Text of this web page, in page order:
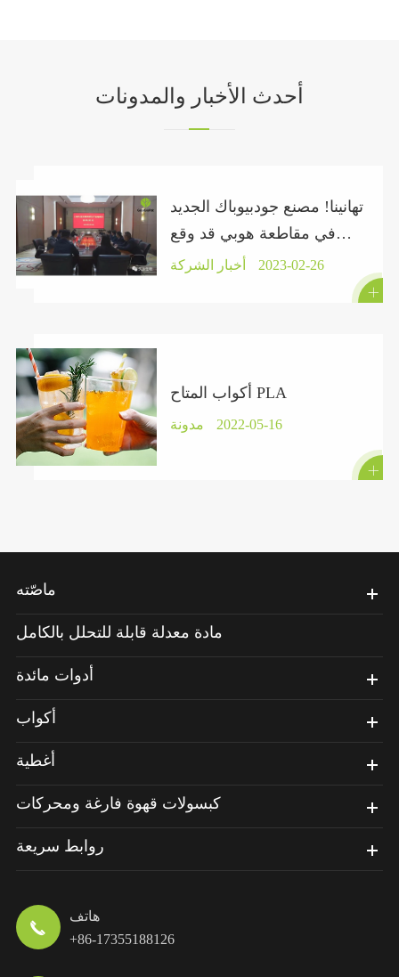
أحدث الأخبار والمدونات
تهانينا! مصنع جودبيوباك الجديد
في مقاطعة هوبي قد وقع
عقدًا رسميًا.أخبار الشركة 2023-02-26

أكواب المتاح PLA
مدونة 2022-05-16

ماصّته
مادة معدلة قابلة للتحلل بالكامل
أدوات مائدة
أكواب
أغطية
كبسولات قهوة فارغة ومحركات
روابط سريعة

هاتف
+86-17355188126